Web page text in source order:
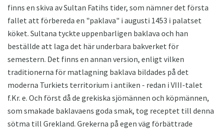
finns en skiva av Sultan Fatihs tider, som nämner det första
fallet att förbereda en "paklava" i augusti 1453 i palatset
köket. Sultana tyckte uppenbarligen baklava och han
beställde att laga det här underbara bakverket för
semestern. Det finns en annan version, enligt vilken
traditionerna för matlagning baklava bildades på det
moderna Turkiets territorium i antiken - redan i VIII-talet
f.Kr. e. Och först då de grekiska sjömännen och köpmännen,
som smakade baklavaens goda smak, tog receptet till denna
sötma till Grekland. Grekerna på egen väg förbättrade